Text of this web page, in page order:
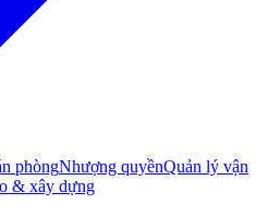
phòngNhượng quyềnQuản lý vận
& xây dựng